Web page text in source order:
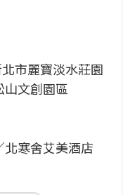
市麗寶淡水莊園
山文創園區
北寒舍艾美酒店